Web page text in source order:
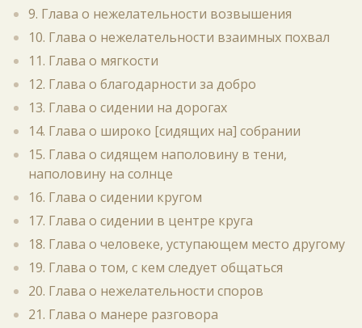
9. Глава о нежелательности возвышения
10. Глава о нежелательности взаимных похвал
11. Глава о мягкости
12. Глава о благодарности за добро
13. Глава о сидении на дорогах
14. Глава о широко [сидящих на] собрании
15. Глава о сидящем наполовину в тени,
наполовину на солнце
16. Глава о сидении кругом
17. Глава о сидении в центре круга
18. Глава о человеке, уступающем место другому
19. Глава о том, с кем следует общаться
20. Глава о нежелательности споров
21. Глава о манере разговора